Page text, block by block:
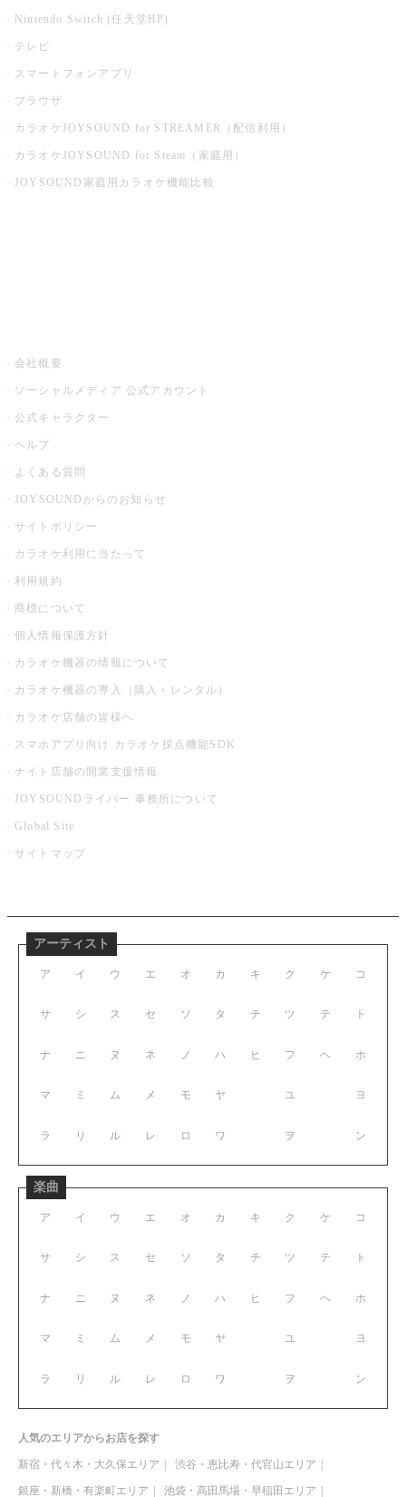
Nintendo Switch (任天堂HP)
テレビ
スマートフォンアプリ
ブラウザ
カラオケJOYSOUND for STREAMER（配信利用）
カラオケJOYSOUND for Steam（家庭用）
JOYSOUND家庭用カラオケ機能比較
会社概要
ソーシャルメディア 公式アカウント
公式キャラクター
ヘルプ
よくある質問
JOYSOUNDからのお知らせ
サイトポリシー
カラオケ利用に当たって
利用規約
商標について
個人情報保護方針
カラオケ機器の情報について
カラオケ機器の導入（購入・レンタル）
カラオケ店舗の皆様へ
スマホアプリ向け カラオケ採点機能SDK
ナイト店舗の開業支援情報
JOYSOUNDライバー 事務所について
Global Site
サイトマップ
アーティスト
ア イ ウ エ オ
サ シ ス セ ソ
ナ ニ ヌ ネ ノ
マ ミ ム メ モ
ラ リ ル レ ロ
カ キ ク ケ コ
タ チ ツ テ ト
ハ ヒ フ ヘ ホ
ヤ ユ ヨ
ワ ヲ ン
楽曲
ア イ ウ エ オ
サ シ ス セ ソ
ナ ニ ヌ ネ ノ
マ ミ ム メ モ
ラ リ ル レ ロ
カ キ ク ケ コ
タ チ ツ テ ト
ハ ヒ フ ヘ ホ
ヤ ユ ヨ
ワ ヲ ン
人気のエリアからお店を探す
新宿・代々木・大久保エリア 渋谷・恵比寿・代官山エリア
銀座・新橋・有楽町エリア 池袋・高田馬場・早稲田エリア